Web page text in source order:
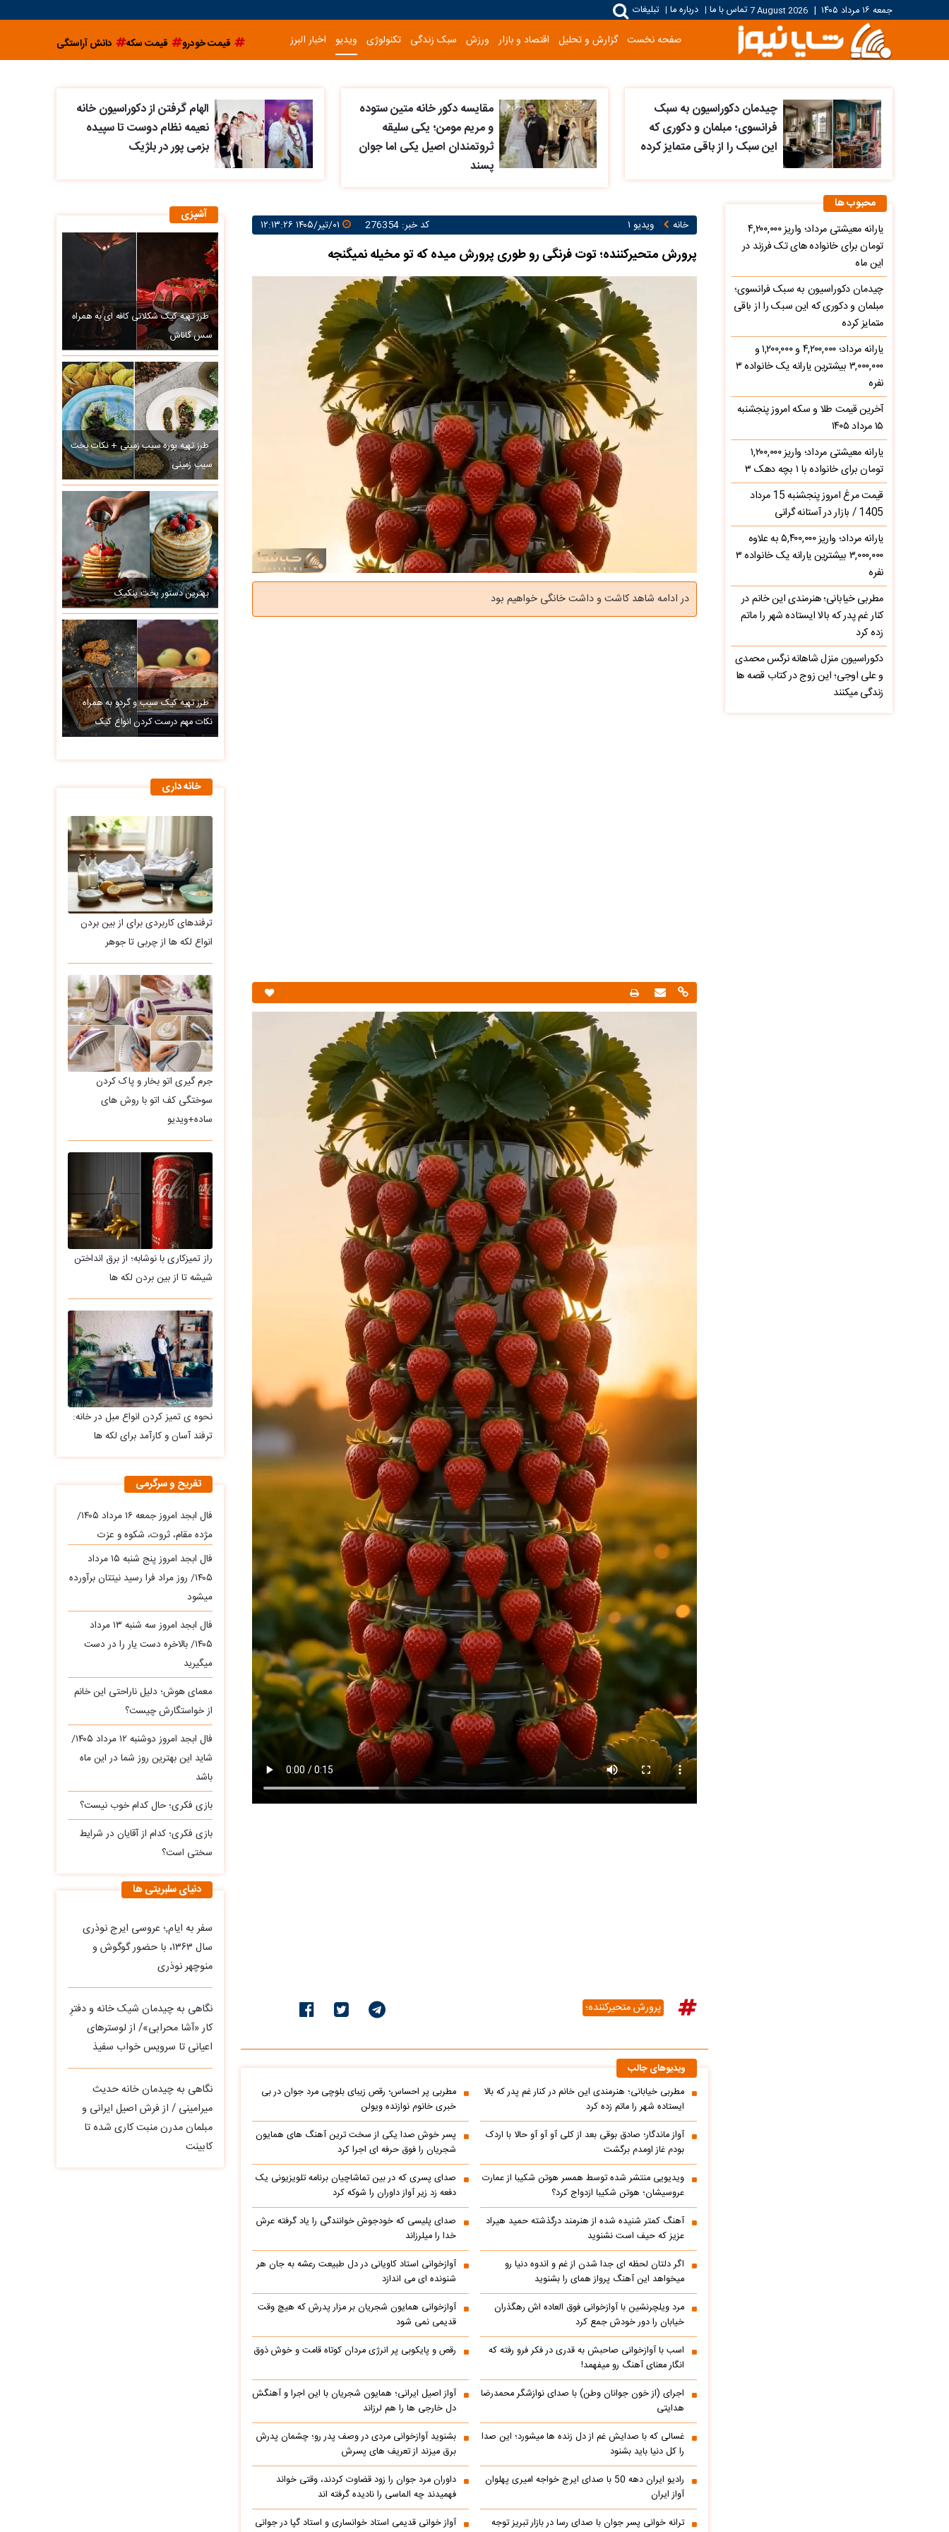
جمعه ۱۶ مرداد ۱۴۰۵ |
7 August 2026تماس با ما | درباره ما | تبلیغات
صفحه نخست گزارش و تحلیل اقتصاد و بازار ورزش سبک زندگی تکنولوژی ویدیو اخبار البرز قیمت خودرو قیمت سکه دانش آراستگی
چیدمان دکوراسیون به سبک
فرانسوی؛ مبلمان و دکوری که
این سبک را از باقی متمایز کرده
مقایسه دکور خانه متین ستوده
و مریم مومن؛ یکی سلیقه
ثروتمندان اصیل یکی اما جوان
پسند
الهام گرفتن از دکوراسیون خانه
نعیمه نظام دوست تا سپیده
بزمی پور در بلژیک
خانه ویدیو ۱ کد خبر: 276354
پرورش متحیرکننده؛ توت فرنگی رو طوری پرورش میده که تو مخیله نمیگنجه
در ادامه شاهد کاشت و داشت خانگی خواهیم بود
پرورش متحیرکننده؛
ویدیوهای جالب
مطربی خیابانی؛ هنرمندی این خانم در کنار غم پدر که بالا
ایستاده شهر را ماتم زده کرد
مطربی پر احساس؛ رقص زیبای بلوچی مرد جوان در بی
خبری خانوم نوازنده ویولن
آواز ماندگار؛ صادق بوقی بعد از کلی آو آو آو حالا با اردک
بودم غاز اومدم برگشت
پسر خوش صدا یکی از سخت ترین آهنگ های همایون
شجریان را فوق حرفه ای اجرا کرد
ویدیویی منتشر شده توسط همسر هوتن شکیبا از عمارت
عروسیشان؛ هوتن شکیبا ازدواج کرد؟
صدای پسری که در بین تماشاچیان برنامه تلویزیونی یک
دفعه زد زیر آواز داوران را شوکه کرد
آهنگ کمتر شنیده شده از هنرمند درگذشته حمید هیراد
عزیز که حیف است نشنوید
صدای پلیسی که خودجوش خوانندگی را یاد گرفته عرش
خدا را میلرزاند
اگر دلتان لحظه ای جدا شدن از غم و اندوه دنیا رو
میخواهد این آهنگ پرواز همای را بشنوید
آوازخوانی استاد کاویانی در دل طبیعت رعشه به جان هر
شنونده ای می اندازد
مرد ویلچرنشین با آوازخوانی فوق العاده اش رهگذران
خیابان را دور خودش جمع کرد
آوازخوانی همایون شجریان بر مزار پدرش که هیچ وقت
قدیمی نمی شود
اسب با آوازخوانی صاحبش به قدری در فکر فرو رفته که
انگار معنای آهنگ رو میفهمد!
رقص و پایکوبی پر انرژی مردان کوتاه قامت و خوش ذوق
اجرای (از خون جوانان وطن) با صدای نوازشگر محمدرضا
هدایتی
آواز اصیل ایرانی؛ همایون شجریان با این اجرا و آهنگش
دل خارجی ها را هم لرزاند
غسالی که با صدایش غم از دل زنده ها میشورد؛ این صدا
را کل دنیا باید بشنود
بشنوید آوازخوانی مردی در وصف پدر رو؛ چشمان پدرش
برق میزند از تعریف های پسرش
رادیو ایران دهه 50 با صدای ایرج خواجه امیری پهلوان
آواز ایران
داوران مرد جوان را زود قضاوت کردند، وقتی خواند
فهمیدند چه الماسی را نادیده گرفته اند
ترانه خوانی پسر جوان با صدای رسا در بازار تبریز توجه
آواز خوانی قدیمی استاد خوانساری و استاد گپا در جوانی
آشپزی
طرز تهیه کیک شکلاتی کافه ای به همراه
سس گاناش
طرز تهیه پوره سیب زمینی + نکات پخت
سیب زمینی
بهترین دستور پخت پنکیک
طرز تهیه کیک سیب و گردو به همراه
نکات مهم درست کردن انواع کیک
خانه داری
ترفندهای کاربردی برای از بین بردن
انواع لکه ها از چربی تا جوهر
جرم گیری اتو بخار و پاک کردن
سوختگی کف اتو با روش های
ساده+ویدیو
راز تمیزکاری با نوشابه؛ از برق انداختن
شیشه تا از بین بردن لکه ها
نحوه ی تمیز کردن انواع مبل در خانه:
ترفند آسان و کارآمد برای لکه ها
تفریح و سرگرمی
فال ابجد امروز جمعه ۱۶ مرداد ۱۴۰۵/
مژده مقام، ثروت، شکوه و عزت
فال ابجد امروز پنج شنبه ۱۵ مرداد
۱۴۰۵/ روز مراد فرا رسید نیتتان برآورده
میشود
فال ابجد امروز سه‌ شنبه ۱۳ مرداد
۱۴۰۵/ بالاخره دست یار را در دست
میگیرید
معمای هوش؛ دلیل ناراحتی این خانم
از خواستگارش چیست؟
فال ابجد امروز دوشنبه ۱۲ مرداد ۱۴۰۵/
شاید این بهترین روز شما در این ماه
باشد
بازی فکری؛ حال کدام خوب نیست؟
بازی فکری؛ کدام از آقایان در شرایط
سختی است؟
دنیای سلبریتی ها
سفر به ایام,؛ عروسی ایرج نوذری
سال ۱۳۶۳، با حضور گوگوش و
منوچهر نوذری
نگاهی به چیدمان شیک خانه و دفترِ
کار «آشا محرابی»/ از لوسترهای
اعیانی تا سرویس خواب سفیذ
نگاهی به چیدمان خانه حدیث
میرامینی / از فرش اصیل ایرانی و
مبلمان مدرن منبت‌ کاری‌ شده تا
کابینت
محبوب ها
یارانه معیشتی مرداد؛ واریز ۴,۲۰۰,۰۰۰
تومان برای خانواده های تک فرزند در
این ماه
چیدمان دکوراسیون به سبک فرانسوی؛
مبلمان و دکوری که این سبک را از باقی
متمایز کرده
یارانه مرداد؛ ۴,۲۰۰,۰۰۰ و ۱,۲۰۰,۰۰۰ و
۳,۰۰۰,۰۰۰ بیشترین یارانه یک خانواده ۳
نفره
آخرین قیمت طلا و سکه امروز پنجشنبه
۱۵ مرداد ۱۴۰۵
یارانه معیشتی مرداد؛ واریز ۱,۲۰۰,۰۰۰
تومان برای خانواده با ۱ بچه دهک ۳
قیمت مرغ امروز پنجشنبه 15 مرداد
1405 / بازار در آستانه گرانی
یارانه مرداد؛ واریز ۵,۴۰۰,۰۰۰ به علاوه
۳,۰۰۰,۰۰۰ بیشترین یارانه یک خانواده ۳
نفره
مطربی خیابانی؛ هنرمندی این خانم در
کنار غم پدر که بالا ایستاده شهر را ماتم
زده کرد
دکوراسیون منزل شاهانه نرگس محمدی
و علی اوجی؛ این زوج در کتاب قصه ها
زندگی میکنند